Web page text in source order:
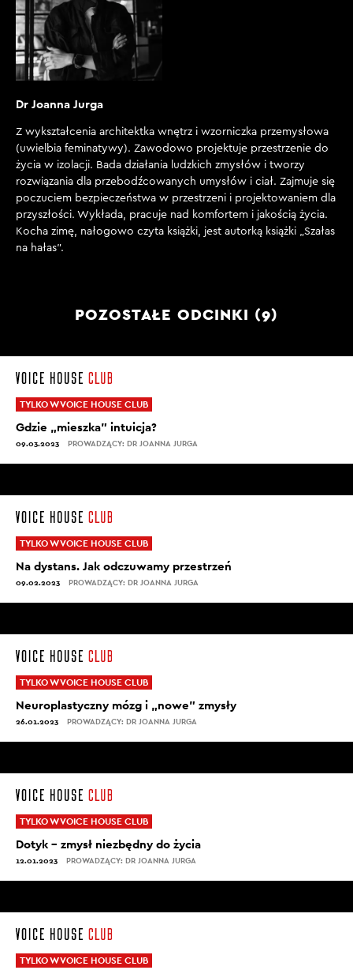
Dr Joanna Jurga
Z wykształcenia architektka wnętrz i wzorniczka przemysłowa
(uwielbia feminatywy). Zawodowo projektuje przestrzenie do
życia w izolacji. Bada działania ludzkich zmysłów i tworzy
rozwiązania dla przebodźcowanych umysłów i ciał. Zajmuje się
poczuciem bezpieczeństwa w przestrzeni i projektowaniem dla
przyszłości. Wykłada, pracuje nad komfortem i jakością życia.
Kocha zimę, nałogowo czyta książki, jest autorką książki „Szałas
na hałas”.
POZOSTAŁE ODCINKI (9)
TYLKO W VOICE HOUSE CLUB
Gdzie „mieszka” intuicja?
09.03.2023 PROWADZĄCY: DR JOANNA JURGA
TYLKO W VOICE HOUSE CLUB
Na dystans. Jak odczuwamy przestrzeń
09.02.2023 PROWADZĄCY: DR JOANNA JURGA
TYLKO W VOICE HOUSE CLUB
Neuroplastyczny mózg i „nowe” zmysły
26.01.2023 PROWADZĄCY: DR JOANNA JURGA
TYLKO W VOICE HOUSE CLUB
Dotyk – zmysł niezbędny do życia
12.01.2023 PROWADZĄCY: DR JOANNA JURGA
TYLKO W VOICE HOUSE CLUB